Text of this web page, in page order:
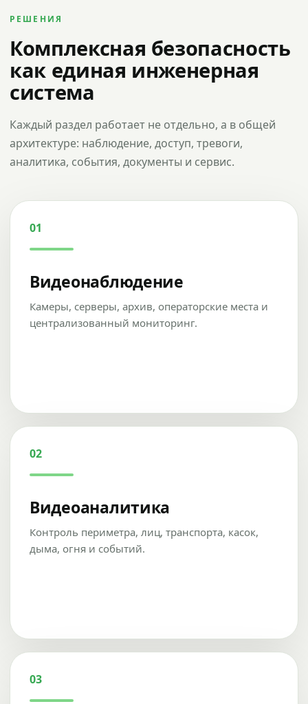
РЕШЕНИЯ
Комплексная безопасность
как единая инженерная
система
Каждый раздел работает не отдельно, а в общей
архитектуре: наблюдение, доступ, тревоги,
аналитика, события, документы и сервис.
01
Видеонаблюдение
Камеры, серверы, архив, операторские места и
централизованный мониторинг.
02
Видеоаналитика
Контроль периметра, лиц, транспорта, касок,
дыма, огня и событий.
03